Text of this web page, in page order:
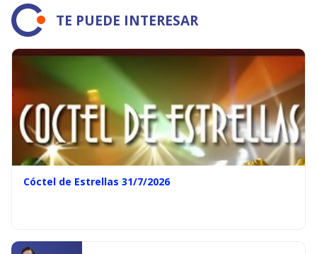
TE PUEDE INTERESAR
Cóctel de Estrellas 31/7/2026